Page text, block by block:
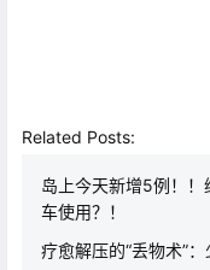
Related Posts:
岛上今天新增5例！
车使用？！
疗愈解压的“丢物术”